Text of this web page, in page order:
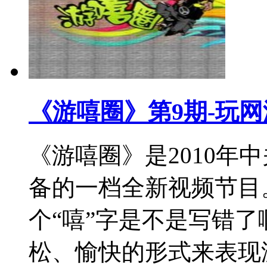
《游嘻圈》第9期-玩
《游嘻圈》是2010年
备的一档全新视频节
个“嘻”字是不是写错
松、愉快的形式来表